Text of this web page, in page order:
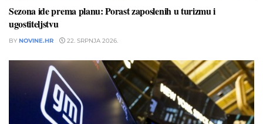
Sezona ide prema planu: Porast zaposlenih u turizmu i
ugostiteljstvu
BY NOVINE.HR 22. SRPNJA 2026.